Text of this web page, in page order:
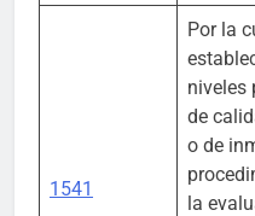
1541
Por la
niveles
de
o de
la